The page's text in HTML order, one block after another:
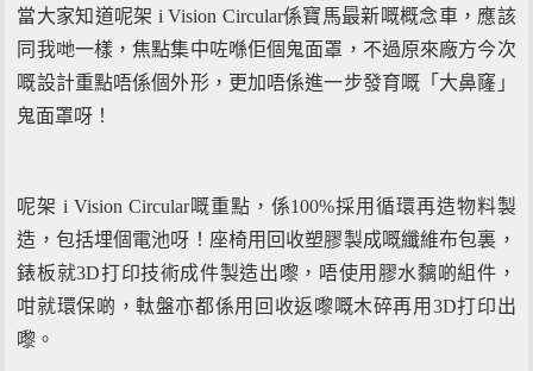
當大家知道呢架 i Vision Circular係寶馬最新嘅概念車，應該
同我哋一樣，焦點集中咗喺佢個鬼面罩，不過原來廠方今次
嘅設計重點唔係個外形，更加唔係進一步發育嘅「大鼻窿」
鬼面罩呀！
呢架 i Vision Circular嘅重點，係100%採用循環再造物料製
造，包括埋個電池呀！座椅用回收塑膠製成嘅纖維布包裏，
錶板就3D打印技術成件製造出嚟，唔使用膠水黐啲組件，
咁就環保啲，軚盤亦都係用回收返嚟嘅木碎再用3D打印出
嚟。